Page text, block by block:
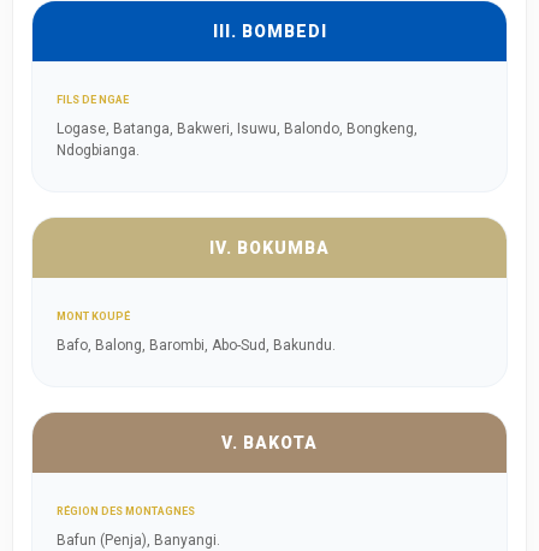
III. BOMBEDI
FILS DE NGAE
Logase, Batanga, Bakweri, Isuwu, Balondo, Bongkeng,
Ndogbianga.
IV. BOKUMBA
MONT KOUPÉ
Bafo, Balong, Barombi, Abo-Sud, Bakundu.
V. BAKOTA
RÉGION DES MONTAGNES
Bafun (Penja), Banyangi.